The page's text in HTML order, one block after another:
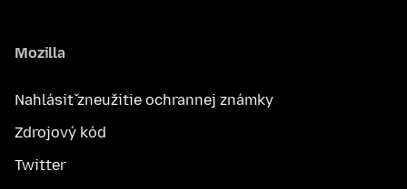
Mozilla
Nahlásiť zneužitie ochrannej známky
Zdrojový kód
Twitter